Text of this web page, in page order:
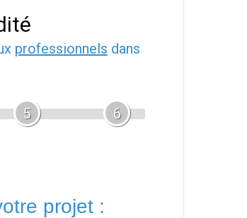
professionnels dans
5 6
projet :